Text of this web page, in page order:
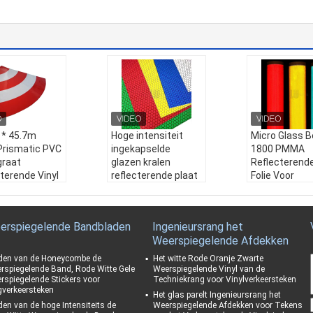
45.7m
PVC
Vinyl
PVC
Wit/ Geel/ Ro
Groen/ O
Hoge intensiteit
ingekapselde
glazen kralen
reflecterende plaat
Weerbestendighei
Materiaal:Acryl
Kleur:
Wit/ Geel/ Ro
od/ Blauw/ Groen/ O
Productnaam:Hog
Micro Glass
1800 PMMA
Reflecterende
Folie Voor
d:Uitstekend
Materiaal:
Kleur:
Wit/
od/ Blauw/
ranje
Bandbladen
van de Honeycombe de
Band, Rode Witte Gele
Stickers voor
van de hoge Intensiteits de
Ingenieursrang het
Weerspiegelende Afdekken
Het witte Rode Oranje Zwarte
Weerspiegelende Vinyl van de
Techniekrang voor Vinylverkeersteken
Het glas parelt Ingenieursrang het
Weerspiegelende Afdekken voor Tekens